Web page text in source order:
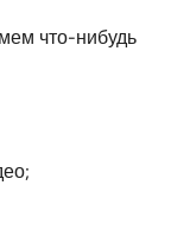
что-нибудь